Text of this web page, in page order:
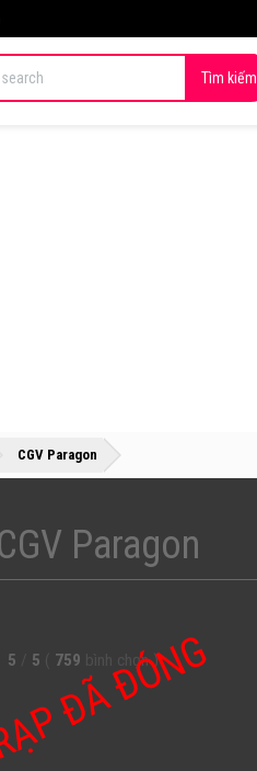
Tìm kiếm
»»
CGV Paragon
Paragon
5 5 759 bình chọn)
ĐÃ ĐÓNG